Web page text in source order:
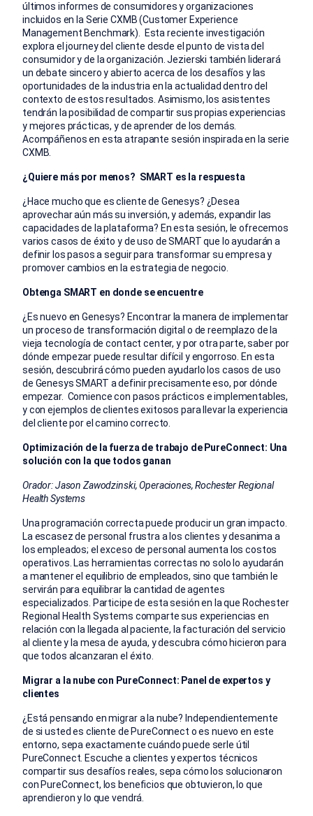
últimos informes de consumidores y organizaciones
incluidos en la Serie CXMB (Customer Experience
Management Benchmark). Esta reciente investigación
explora el journey del cliente desde el punto de vista del
consumidor y de la organización. Jezierski también liderará
un debate sincero y abierto acerca de los desafíos y las
oportunidades de la industria en la actualidad dentro del
contexto de estos resultados. Asimismo, los asistentes
tendrán la posibilidad de compartir sus propias experiencias
y mejores prácticas, y de aprender de los demás.
Acompáñenos en esta atrapante sesión inspirada en la serie
CXMB.
¿Quiere más por menos? SMART es la respuesta
¿Hace mucho que es cliente de Genesys? ¿Desea
aprovechar aún más su inversión, y además, expandir las
capacidades de la plataforma? En esta sesión, le ofrecemos
varios casos de éxito y de uso de SMART que lo ayudarán a
definir los pasos a seguir para transformar su empresa y
promover cambios en la estrategia de negocio.
Obtenga SMART en donde se encuentre
¿Es nuevo en Genesys? Encontrar la manera de implementar
un proceso de transformación digital o de reemplazo de la
vieja tecnología de contact center, y por otra parte, saber por
dónde empezar puede resultar difícil y engorroso. En esta
sesión, descubrirá cómo pueden ayudarlo los casos de uso
de Genesys SMART a definir precisamente eso, por dónde
empezar. Comience con pasos prácticos e implementables,
y con ejemplos de clientes exitosos para llevar la experiencia
del cliente por el camino correcto.
Optimización de la fuerza de trabajo de PureConnect: Una
solución con la que todos ganan
Orador: Jason Zawodzinski, Operaciones, Rochester Regional
Health Systems
Una programación correcta puede producir un gran impacto.
La escasez de personal frustra a los clientes y desanima a
los empleados; el exceso de personal aumenta los costos
operativos. Las herramientas correctas no solo lo ayudarán
a mantener el equilibrio de empleados, sino que también le
servirán para equilibrar la cantidad de agentes
especializados. Participe de esta sesión en la que Rochester
Regional Health Systems comparte sus experiencias en
relación con la llegada al paciente, la facturación del servicio
al cliente y la mesa de ayuda, y descubra cómo hicieron para
que todos alcanzaran el éxito.
Migrar a la nube con PureConnect: Panel de expertos y
clientes
¿Está pensando en migrar a la nube? Independientemente
de si usted es cliente de PureConnect o es nuevo en este
entorno, sepa exactamente cuándo puede serle útil
PureConnect. Escuche a clientes y expertos técnicos
compartir sus desafíos reales, sepa cómo los solucionaron
con PureConnect, los beneficios que obtuvieron, lo que
aprendieron y lo que vendrá.